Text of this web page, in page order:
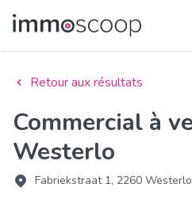
Retour aux résultats
Commercial à vendre à
Westerlo
Fabriekstraat 1, 2260 Westerlo